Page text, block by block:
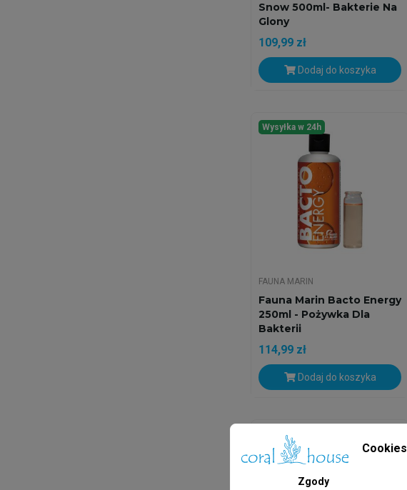
Snow 500ml- Bakterie Na
Glony
109,99 zł
Dodaj do koszyka
Wysyłka w 24h
FAUNA MARIN
Fauna Marin Bacto Energy
250ml - Pożywka Dla
Bakterii
114,99 zł
Dodaj do koszyka
Wysyłka w 24h
Cookies
Zgody